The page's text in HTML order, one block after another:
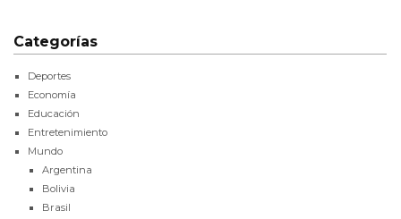
Categorías
Deportes
Economía
Educación
Entretenimiento
Mundo
Argentina
Bolivia
Brasil